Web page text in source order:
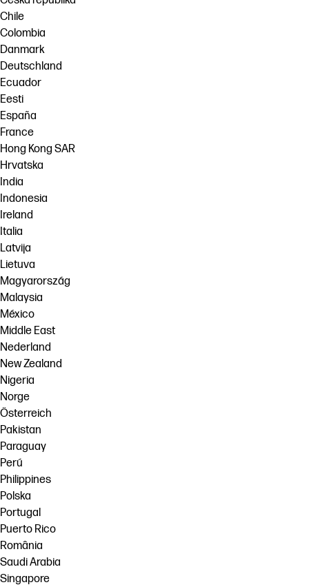
Chile
Colombia
Danmark
Deutschland
Ecuador
Eesti
España
France
Hong Kong SAR
Hrvatska
India
Indonesia
Ireland
Italia
Latvija
Lietuva
Magyarország
Malaysia
México
Middle East
Nederland
New Zealand
Nigeria
Norge
Österreich
Pakistan
Paraguay
Perú
Philippines
Polska
Portugal
Puerto Rico
România
Saudi Arabia
Singapore